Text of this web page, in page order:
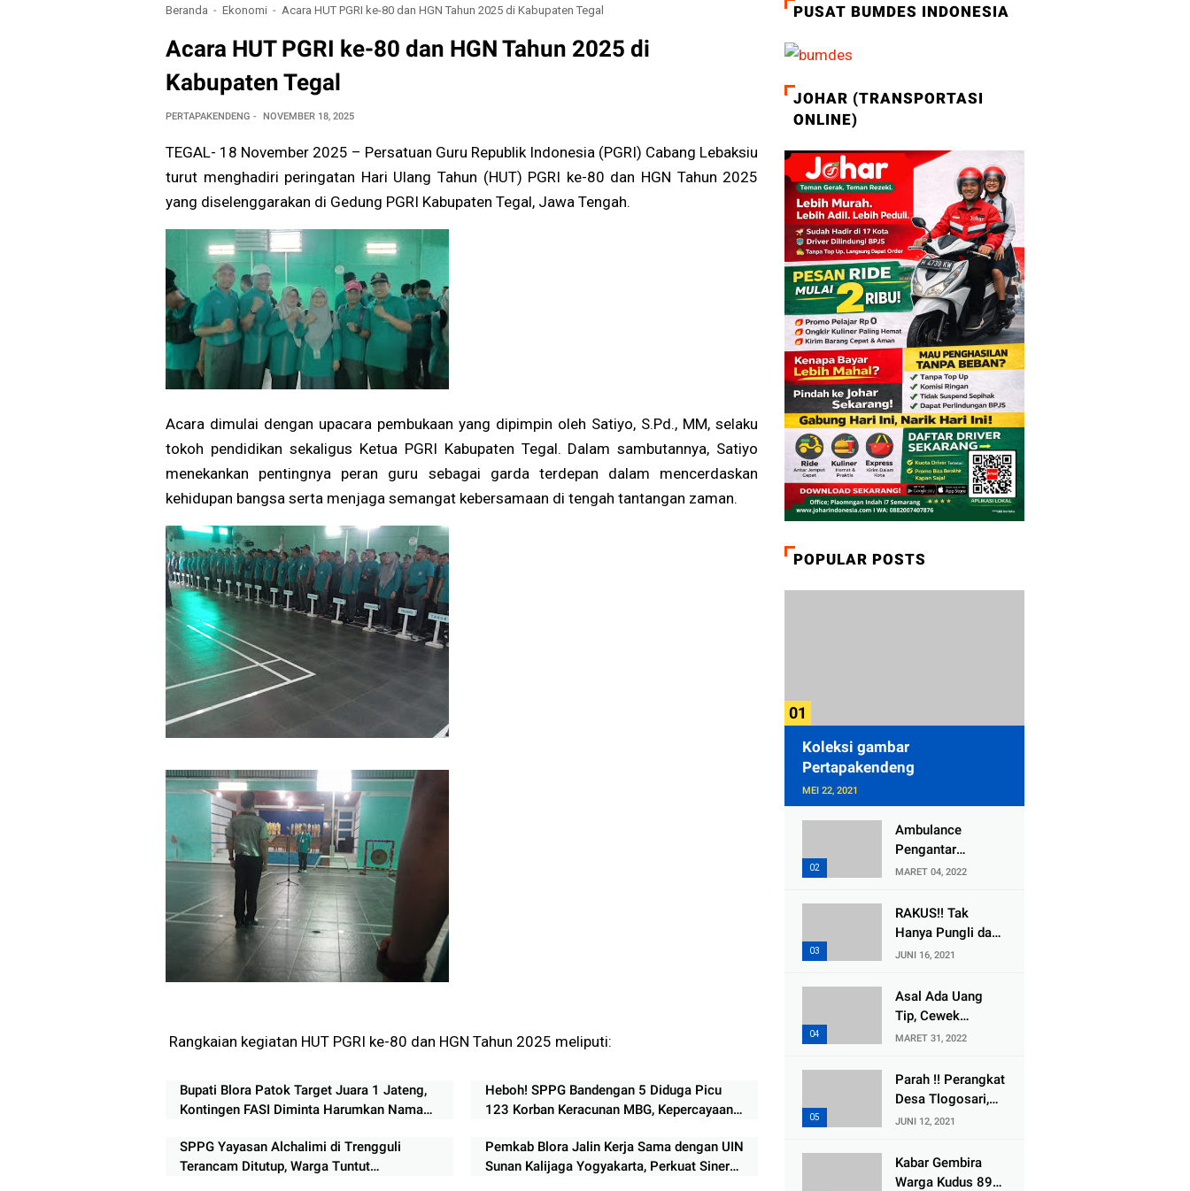
Beranda Ekonomi Acara HUT PGRI ke-80 dan HGN Tahun 2025 di Kabupaten Tegal
Acara HUT PGRI ke-80 dan HGN Tahun 2025 di
Kabupaten Tegal
PERTAPAKENDENG NOVEMBER 18, 2025
TEGAL- 18 November 2025 – Persatuan Guru Republik Indonesia (PGRI) Cabang Lebaksiu
turut menghadiri peringatan Hari Ulang Tahun (HUT) PGRI ke-80 dan HGN Tahun 2025
yang diselenggarakan di Gedung PGRI Kabupaten Tegal, Jawa Tengah.
Acara dimulai dengan upacara pembukaan yang dipimpin oleh Satiyo, S.Pd., MM, selaku
tokoh pendidikan sekaligus Ketua PGRI Kabupaten Tegal. Dalam sambutannya, Satiyo
menekankan pentingnya peran guru sebagai garda terdepan dalam mencerdaskan
kehidupan bangsa serta menjaga semangat kebersamaan di tengah tantangan zaman.
Rangkaian kegiatan HUT PGRI ke-80 dan HGN Tahun 2025 meliputi:
Bupati Blora Patok Target Juara 1 Jateng,
Kontingen FASI Diminta Harumkan Nama
Heboh! SPPG Bandengan 5 Diduga Picu
123 Korban Keracunan MBG, Kepercayaan
SPPG Yayasan Alchalimi di Trengguli
Terancam Ditutup, Warga Tuntut
‎Pemkab Blora Jalin Kerja Sama dengan UIN
Sunan Kalijaga Yogyakarta, Perkuat Sinergi
PUSAT BUMDES INDONESIA
JOHAR (TRANSPORTASI
ONLINE)
POPULAR POSTS
Koleksi gambar
Pertapakendeng
MEI 22, 2021
Ambulance
Pengantar
Jenazah Kepala
Mengalami
Kecelakaan
MARET 04, 2022
RAKUS!! Tak
Hanya Pungli dan
Dana Bedah
Diembat, ,
Perangkat Desa
Selewengkan
Bantuan Mushola
JUNI 16, 2021
Asal Ada Uang
Tip, Cewek
Pemandu Karaoke
Bersedia Bugil
MARET 31, 2022
Parah !! Perangkat
Desa Tlogosari,
Kecamatan
Embat Dana Bedah
Rumah dari
JUNI 12, 2021
Kabar Gembira
Warga Kudus 89